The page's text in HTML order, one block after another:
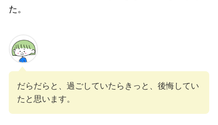
た。
だらだらと、過ごしていたらきっと、後悔してい
たと思います。